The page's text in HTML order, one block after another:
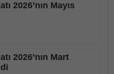
2026’nın Mayıs
2026’nın Mart